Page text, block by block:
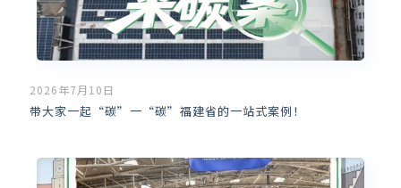
2026年7月10日
带大家一起“碳”一“碳”福建省的一站式案例！